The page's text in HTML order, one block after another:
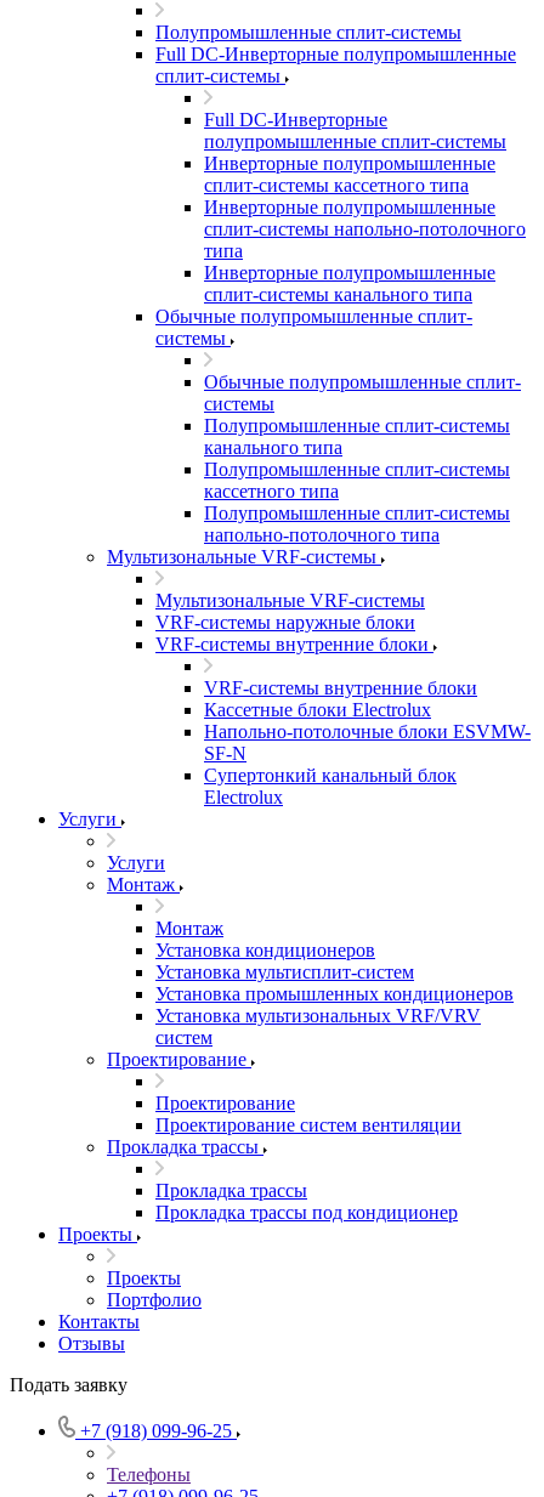
Полупромышленные сплит-системы
Full DC-Инверторные полупромышленные
сплит-системы
Full DC-Инверторные
полупромышленные сплит-системы
Инверторные полупромышленные
сплит-системы кассетного типа
Инверторные полупромышленные
сплит-системы напольно-потолочного
типа
Инверторные полупромышленные
сплит-системы канального типа
Обычные полупромышленные сплит-
системы
Обычные полупромышленные сплит-
системы
Полупромышленные сплит-системы
канального типа
Полупромышленные сплит-системы
кассетного типа
Полупромышленные сплит-системы
напольно-потолочного типа
Мультизональные VRF-системы
Мультизональные VRF-системы
VRF-системы наружные блоки
VRF-системы внутренние блоки
VRF-системы внутренние блоки
Кассетные блоки Electrolux
Напольно-потолочные блоки ESVMW-
SF-N
Супертонкий канальный блок
Electrolux
Услуги
Услуги
Монтаж
Монтаж
Установка кондиционеров
Установка мультисплит-систем
Установка промышленных кондиционеров
Установка мультизональных VRF/VRV
систем
Проектирование
Проектирование
Проектирование систем вентиляции
Прокладка трассы
Прокладка трассы
Прокладка трассы под кондиционер
Проекты
Проекты
Портфолио
Контакты
Отзывы
Подать заявку
+7 (918) 099-96-25
Телефоны